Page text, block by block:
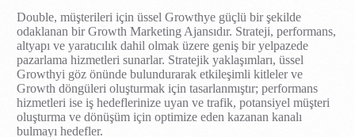
Double, müşterileri için üssel Growthye güçlü bir şekilde
odaklanan bir Growth Marketing Ajansıdır. Strateji, performans,
altyapı ve yaratıcılık dahil olmak üzere geniş bir yelpazede
pazarlama hizmetleri sunarlar. Stratejik yaklaşımları, üssel
Growthyi göz önünde bulundurarak etkileşimli kitleler ve
Growth döngüleri oluşturmak için tasarlanmıştır; performans
hizmetleri ise iş hedeflerinize uyan ve trafik, potansiyel müşteri
oluşturma ve dönüşüm için optimize eden kazanan kanalı
bulmayı hedefler.